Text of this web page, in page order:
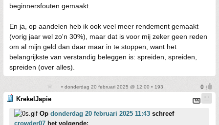
beginnersfouten gemaakt.
En ja, op aandelen heb ik ook veel meer rendement gemaakt
(vorig jaar wel zo'n 30%), maar dat is voor mij zeker geen reden
om al mijn geld dan daar maar in te stoppen, want het
belangrijkste van verstandig beleggen is: spreiden, spreiden,
spreiden (over alles).
• donderdag 20 februari 2025 @ 12:00 • 193
KrekelJapie
Op donderdag 20 februari 2025 11:43 schreef
crowder07 het volgende: